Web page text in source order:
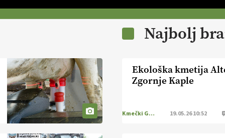
Najbolj
Ekološka kmetija
Zgornje Kaple
Kmečki Glas 19.05.26 10:52